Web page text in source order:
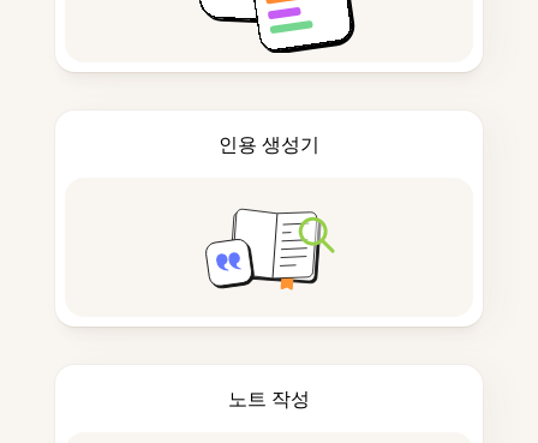
인용 생성기
노트 작성